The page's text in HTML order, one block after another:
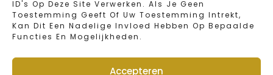
ID's Op Deze Site Verwerken. Als Je Geen
Toestemming Geeft Of Uw Toestemming Intrekt,
Kan Dit Een Nadelige Invloed Hebben Op Bepaalde
Functies En Mogelijkheden.
Accepteren
Monday : Closed
Tuesday – Friday : 6:00 – 19:00
Sunday en public holidays : 6:00 – 15:00
Annual closing days : january 1st and 2nd